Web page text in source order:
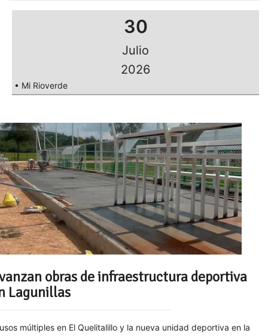
30
Julio
2026
• Mi Rioverde
obras de infraestructura deportiva
Lagunillas
múltiples en El Quelitalillo y la nueva unidad deportiva en la